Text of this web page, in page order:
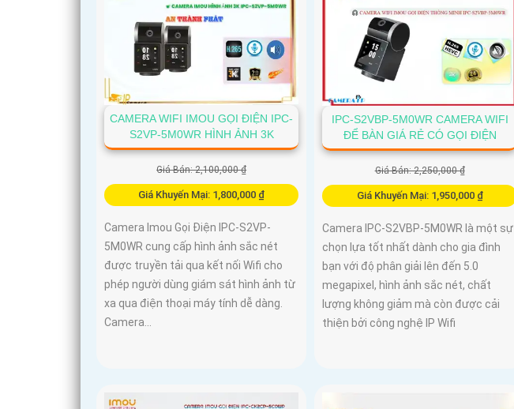
CAMERA WIFI IMOU GỌI ĐIỆN IPC-
S2VP-5M0WR HÌNH ẢNH 3K
Giá Bán: 2,100,000 ₫
Giá Khuyến Mại: 1,800,000 ₫
Camera Imou Gọi Điện IPC-S2VP-
5M0WR cung cấp hình ảnh sắc nét
được truyền tải qua kết nối Wifi cho
phép người dùng giám sát hình ảnh từ
xa qua điện thoại máy tính dễ dàng.
Camera...
IPC-S2VBP-5M0WR CAMERA WIFI
ĐỂ BÀN GIÁ RẺ CÓ GỌI ĐIỆN
Giá Bán: 2,250,000 ₫
Giá Khuyến Mại: 1,950,000 ₫
Camera IPC-S2VBP-5M0WR là một sự
chọn lựa tốt nhất dành cho gia đình
bạn với độ phân giải lên đến 5.0
megapixel, hình ảnh sắc nét, chất
lượng không giảm mà còn được cải
thiện bởi công nghệ IP Wifi